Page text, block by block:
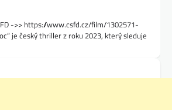
->> https://www.csfd.cz/film/1302571-
je český thriller z roku 2023, který sleduje